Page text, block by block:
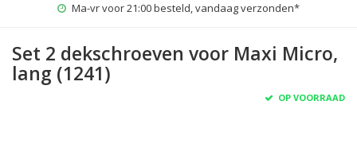
Ma-vr voor 21:00 besteld, vandaag verzonden*
Set 2 dekschroeven voor Maxi Micro,
lang (1241)
OP VOORRAAD